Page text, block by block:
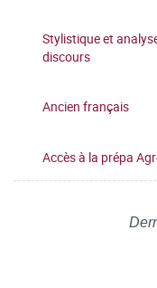
Stylistique et
discours
Ancien français
Accès à la prépa